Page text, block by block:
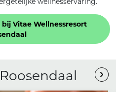
Vitae Wellnessresort